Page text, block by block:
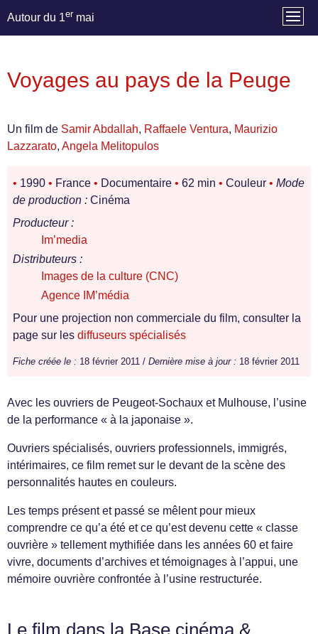
Autour du 1er mai
Voyages au pays de la Peuge
Un film de Samir Abdallah, Raffaele Ventura, Maurizio
Lazzarato, Angela Melitopulos
• 1990 • France • Documentaire • 62 min • Couleur • Mode
de production : Cinéma
Producteur :
Im’media
Distributeurs :
Images de la culture (CNC)
Agence IM’média
Pour une projection non commerciale du film, consulter la
page sur les diffuseurs spécialisés
Fiche créée le : 18 février 2011 / Dernière mise à jour : 18 février 2011
Avec les ouvriers de Peugeot-Sochaux et Mulhouse, l’usine
de la performance « à la japonaise ».
Ouvriers spécialisés, ouvriers professionnels, immigrés,
intérimaires, ce film remet sur le devant de la scène des
personnalités hautes en couleurs.
Les temps présent et passé se mêlent pour mieux
comprendre ce qu’a été et ce qu’est devenu cette « classe
ouvrière » tellement mythifiée dans les années 60 et faire
vivre, documents d’archives et témoignages à l’appui, une
mémoire ouvrière confrontée à l’usine restructurée.
Le film dans la Base cinéma &